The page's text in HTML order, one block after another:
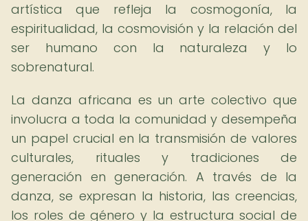
artística que refleja la cosmogonía, la
espiritualidad, la cosmovisión y la relación del
ser humano con la naturaleza y lo
sobrenatural.
La danza africana es un arte colectivo que
involucra a toda la comunidad y desempeña
un papel crucial en la transmisión de valores
culturales, rituales y tradiciones de
generación en generación. A través de la
danza, se expresan la historia, las creencias,
los roles de género y la estructura social de